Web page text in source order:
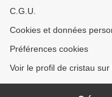
C.G.U.
Cookies et données
Préférences cookies
Voir le profil de cristau